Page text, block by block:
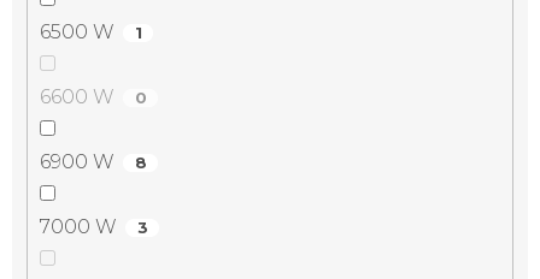
6500 W 1
6600 W 0
6900 W 8
7000 W 3